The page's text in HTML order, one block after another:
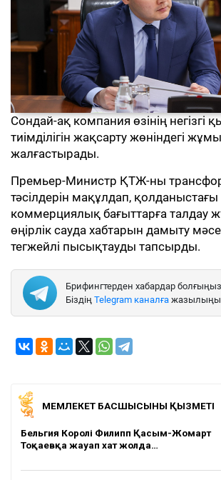
Сондай-ақ компания өзінің негізгі
тиімділігін жақсарту жөніндегі
жалғастырады.
Премьер-Министр ҚТЖ-ны
тәсілдерін мақұлдап, қолданыстағы
коммерциялық бағыттарға талдау
өңірлік сауда хабтарын дамыту
тегжейлі пысықтауды тапсырды.
Брифингтерден хабардар
Біздің Telegram каналға
МЕМЛЕКЕТ БАСШЫСЫНЫҢ ҚЫЗМЕТІ
Бельгия Королі Филипп Қасым-Жомарт
Тоқаевқа жауап хат жолда…